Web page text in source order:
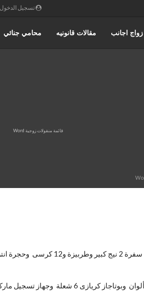
تسجيل الدخول
اجانب مقالات قانونيه محامي جنائي
قائمة منقولات زوجية Word
وأدوات كهربائية عبارة عن غسالة أوتوماتيك ايديال زانوسى وثلاجة كريازى 14 قدم ومكنسة